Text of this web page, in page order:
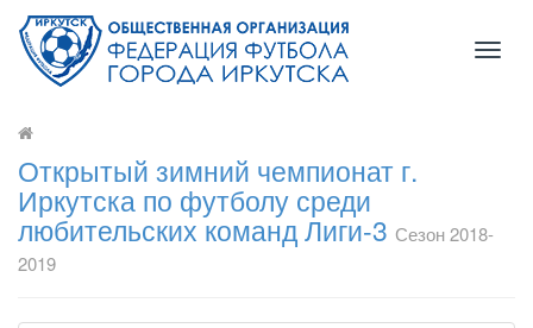
Открытый зимний чемпионат г.
Иркутска по футболу среди
любительских команд Лиги-3 Сезон 2018-
2019